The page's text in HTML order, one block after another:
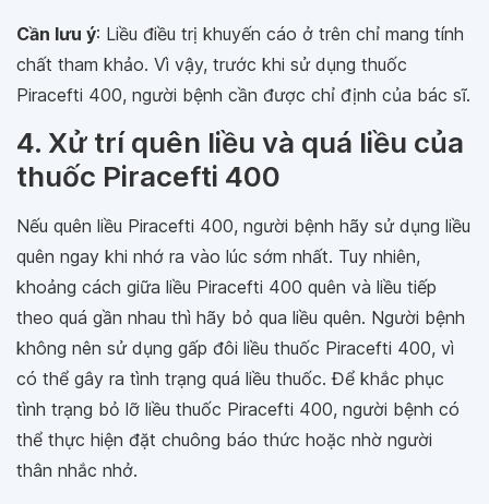
Cần lưu ý: Liều điều trị khuyến cáo ở trên chỉ mang tính
chất tham khảo. Vì vậy, trước khi sử dụng thuốc
Piracefti 400, người bệnh cần được chỉ định của bác sĩ.
4. Xử trí quên liều và quá liều của
thuốc Piracefti 400
Nếu quên liều Piracefti 400, người bệnh hãy sử dụng liều
quên ngay khi nhớ ra vào lúc sớm nhất. Tuy nhiên,
khoảng cách giữa liều Piracefti 400 quên và liều tiếp
theo quá gần nhau thì hãy bỏ qua liều quên. Người bệnh
không nên sử dụng gấp đôi liều thuốc Piracefti 400, vì
có thể gây ra tình trạng quá liều thuốc. Để khắc phục
tình trạng bỏ lỡ liều thuốc Piracefti 400, người bệnh có
thể thực hiện đặt chuông báo thức hoặc nhờ người
thân nhắc nhở.